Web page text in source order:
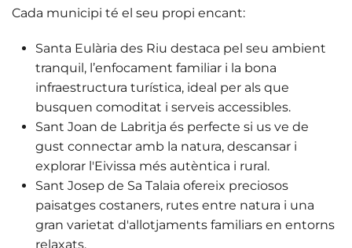
Cada municipi té el seu propi encant:
Santa Eulària des Riu destaca pel seu ambient
tranquil, l’enfocament familiar i la bona
infraestructura turística, ideal per als que
busquen comoditat i serveis accessibles.
Sant Joan de Labritja és perfecte si us ve de
gust connectar amb la natura, descansar i
explorar l'Eivissa més autèntica i rural.
Sant Josep de Sa Talaia ofereix preciosos
paisatges costaners, rutes entre natura i una
gran varietat d'allotjaments familiars en entorns
relaxats.